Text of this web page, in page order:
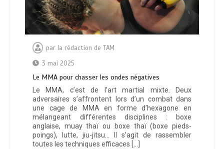
par la rédaction de TAM
3 mai 2025
Le MMA pour chasser les ondes négatives
Le MMA, c’est de l’art martial mixte. Deux
adversaires s’affrontent lors d’un combat dans
une cage de MMA en forme d’hexagone en
mélangeant différentes disciplines : boxe
anglaise, muay thaï ou boxe thaï (boxe pieds-
poings), lutte, jiu-jitsu… Il s’agit de rassembler
toutes les techniques efficaces […]